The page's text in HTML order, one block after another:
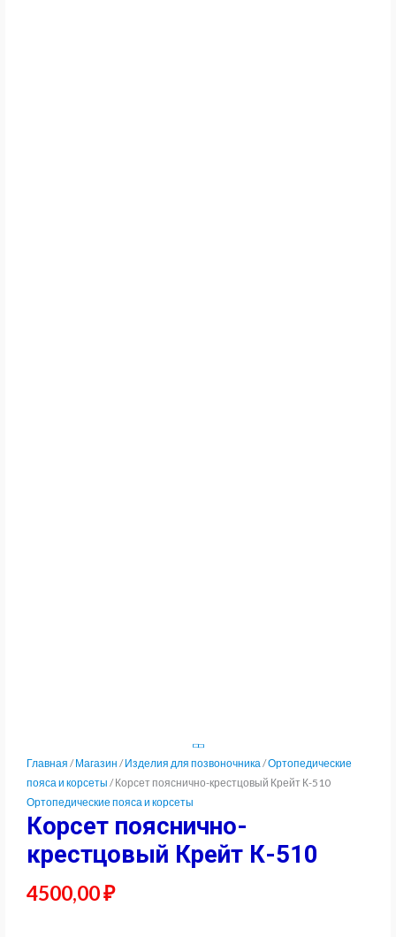
Главная /Магазин /Изделия для позвоночника/Ортопедические
пояса и корсеты / Корсет пояснично-крестцовый Крейт К-510
Ортопедические пояса и корсеты
Корсет пояснично-
крестцовый Крейт К-510
4500,00₽